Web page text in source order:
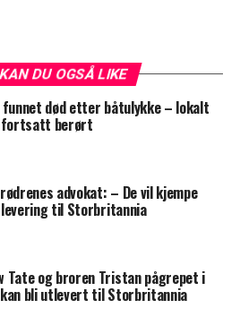
DU OGSÅ LIKE
funnet død etter båtulykke – lokalt
berørt
advokat: – De vil kjempe
til Storbritannia
Tate og broren Tristan pågrepet i
kan bli utlevert til Storbritannia